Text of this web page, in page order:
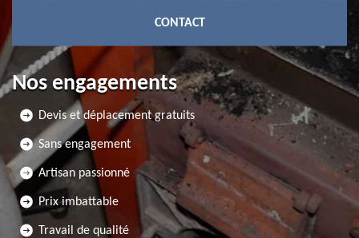
CONTACT
Nos engagements
Devis et déplacement gratuits
Sans engagement
Artisan passionné
Prix imbattable
Travail de qualité